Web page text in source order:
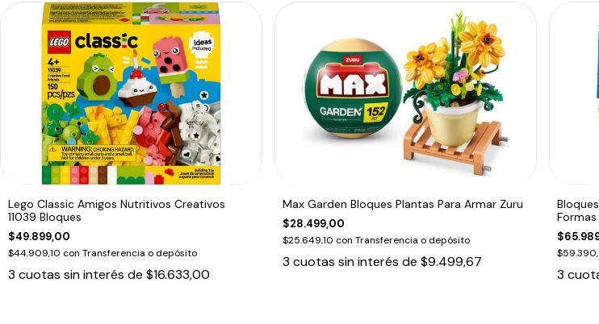
Lego Classic Amigos Nutritivos Creativos
11039 Bloques
$49.899,00
$44.909,10 con Transferencia o depósito
3 cuotas sin interés de $16.633,00
Max Garden Bloques Plantas Para Armar Zuru
$28.499,00
$25.649,10 con Transferencia o depósito
3 cuotas sin interés de $9.499,67
3